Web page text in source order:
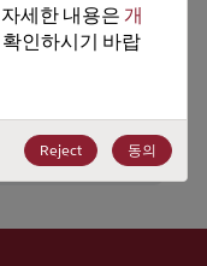
세한 내용은 개
확인하시기 바랍
Reject 동의